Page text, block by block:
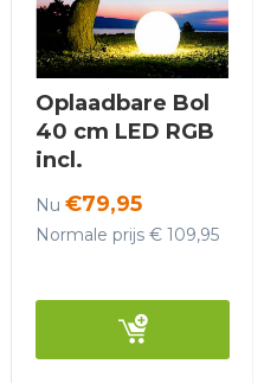
Oplaadbare Bol
40 cm LED RGB
incl.
- Funnylights
Venonat
Nu €79,95
Normale prijs € 109,95